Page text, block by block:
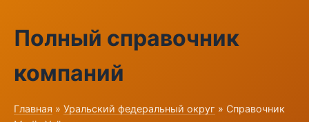
Полный справочник
компаний
Главная » Уральский федеральный округ » Справочник